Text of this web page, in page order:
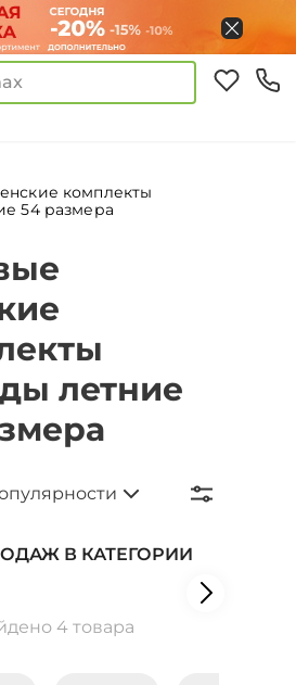
комплекты
54 размера
летние
В КАТЕГОРИИ
4 товара